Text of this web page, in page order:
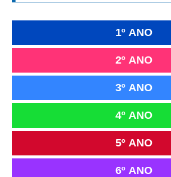
1º ANO
2º ANO
3º ANO
4º ANO
5º ANO
6º ANO